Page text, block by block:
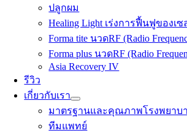
ปลูกผม
Healing Light เร่งการฟื้นฟูของเ
Forma tite นวดRF (Radio
Forma plus นวดRF (Radio
Asia Recovery IV
รีวิว
เกี่ยวกับเรา
มาตรฐานและคุณภาพโรงพยาบ
ทีมแพทย์